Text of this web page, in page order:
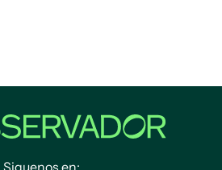
Siguenos en: